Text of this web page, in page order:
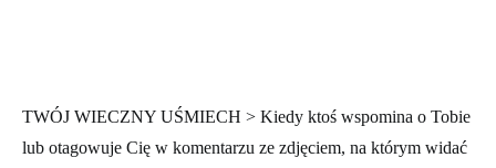
TWÓJ WIECZNY UŚMIECH > Kiedy ktoś wspomina o Tobie
lub otagowuje Cię w komentarzu ze zdjęciem, na którym widać